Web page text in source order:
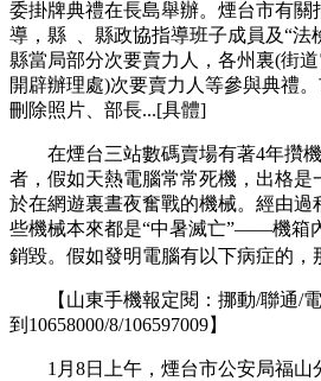
委掛牌典禮在長島舉辦。煙台市有關指
導，縣   、縣政協指導班子成員及“法
縣當局部分次要賣力人，各州裏(街道
開辟辦理處)次要賣力人等參與典禮
刪除照片 、部長...[具體]
在煙台三站數碼賣場有著4年攢機
者，假如天熱電腦常常死機，出
於在網遊裏晝夜奮戰的機械。經由過
些機械本來都是“中暑滅亡”——機箱
銷毀。假如發明電腦有以下病症的，
【山東手機報定閱 ：挪動/聯通/
到10658000/8/106597009】
1月8日上午  ，煙台市公安局福